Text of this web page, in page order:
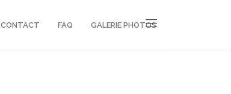
CONTACT FAQ GALERIE PHOTOS